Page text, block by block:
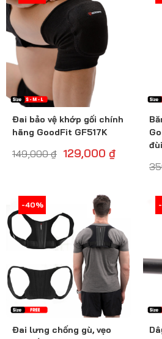
Đai bảo vệ khớp gối chính
hãng GoodFit GF517K
149,000₫ 129,000 ₫
-41%
Đai lưng chống gù, vẹo
-40%